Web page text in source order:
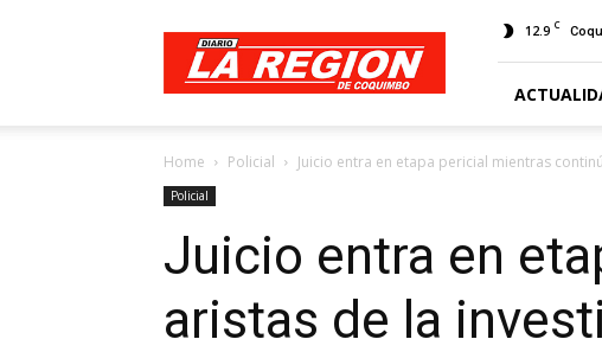
Diario
Región
12.9 C
Home Policial Juicio entra en etapa pericial mientras
Policial
Juicio entra en
aristas de la